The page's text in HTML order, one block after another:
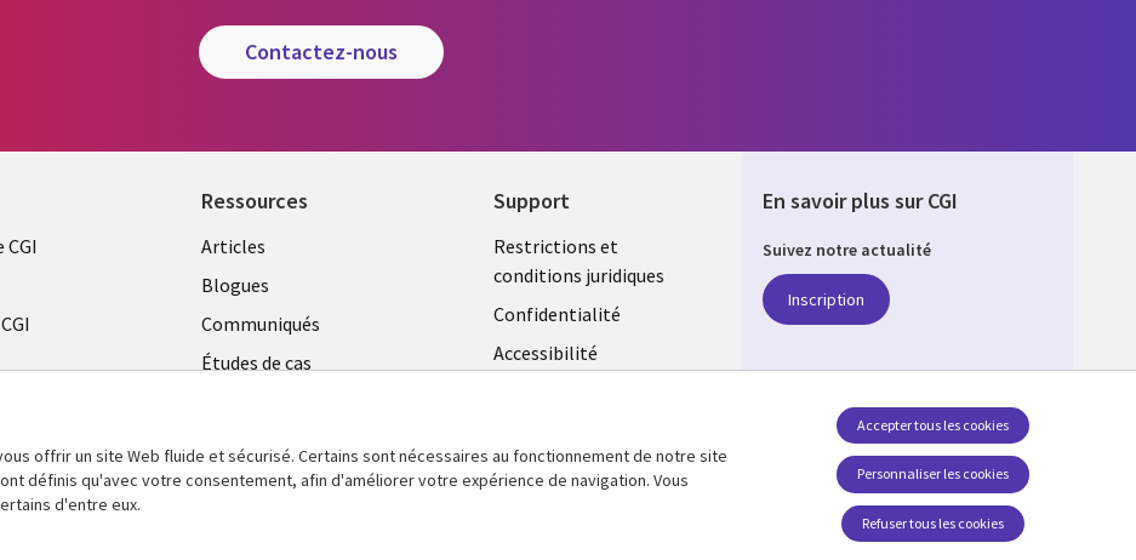
contactez-nous
CGI
Ressources
Library
Links
CANADA
FR
Articles
Blogues
Communiqués
Études de cas
En voir plus
Support
Legal
CANADA
FR
Restrictions et
conditions juridiques
Confidentialité
Accessibilité
En savoir plus sur CGI
Suivez notre actualité
Inscription
SUIVEZ-NOUS
Social Media CANADA
offrir un site Web fluide et sécurisé. Certains sont nécessaires au fonctionnement de notre site
définis qu'avec votre consentement, afin d'améliorer votre expérience de navigation. Vous
d'entre eux.
Personnaliser les cookies
Accepter tous les cookies
Refuser tous les cookies